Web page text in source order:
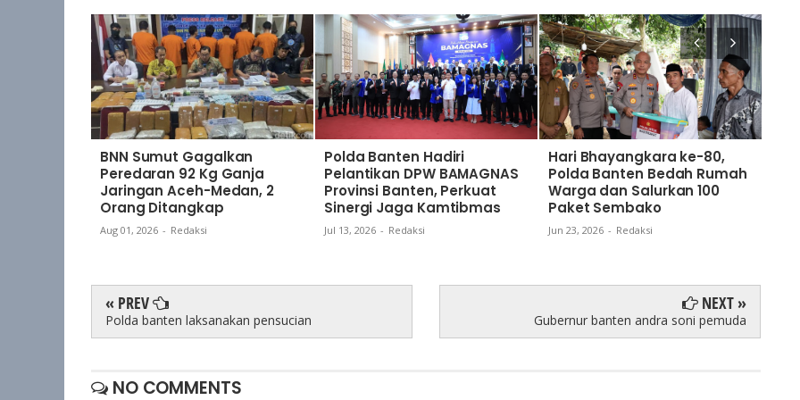
BNN Sumut Gagalkan
Peredaran 92 Kg Ganja
Jaringan Aceh-Medan, 2
Orang Ditangkap
Aug 01, 2026 - Redaksi
Polda Banten Hadiri
Pelantikan DPW BAMAGNAS
Provinsi Banten, Perkuat
Sinergi Jaga Kamtibmas
Jul 13, 2026 - Redaksi
Hari Bhayangkara ke-80,
Polda Banten Bedah Rumah
Warga dan Salurkan 100
Paket Sembako
Jun 23, 2026 - Redaksi
« PREV
Polda banten laksanakan pensucian
NEXT »
Gubernur banten andra soni pemuda
NO COMMENTS